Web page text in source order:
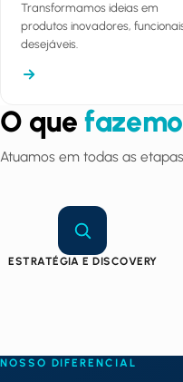
Transformamos ideias em
produtos inovadores,
desejáveis.
O que
Atuamos em todas as
ESTRATÉGIA E DISCOVERY
NOSSO DIFERENCIAL